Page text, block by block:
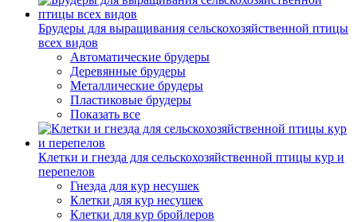
Брудеры для выращивания сельскохозяйственной птицы
всех видов
Автоматические брудеры
Деревянные брудеры
Металлические брудеры
Пластиковые брудеры
Показать все
Клетки и гнезда для сельскохозяйственной птицы кур и
перепелов
Гнезда для кур несушек
Клетки для кур несушек
Клетки для кур бройлеров